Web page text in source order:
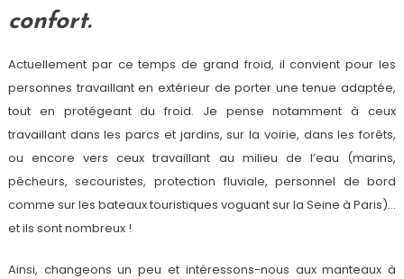
confort.
Actuellement par ce temps de grand froid, il convient pour les
personnes travaillant en extérieur de porter une tenue adaptée,
tout en protégeant du froid. Je pense notamment à ceux
travaillant dans les parcs et jardins, sur la voirie, dans les forêts,
ou encore vers ceux travaillant au milieu de l’eau (marins,
pêcheurs, secouristes, protection fluviale, personnel de bord
comme sur les bateaux touristiques voguant sur la Seine à Paris)…
et ils sont nombreux !
Ainsi, changeons un peu et intéressons-nous aux manteaux à